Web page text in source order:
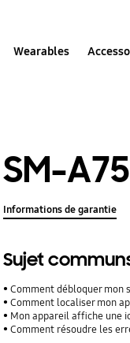
Wearables
SM-
Informations de garantie
Sujet
Comment débloquer mon
Comment localiser mon
Mon appareil affiche une
Comment résoudre les